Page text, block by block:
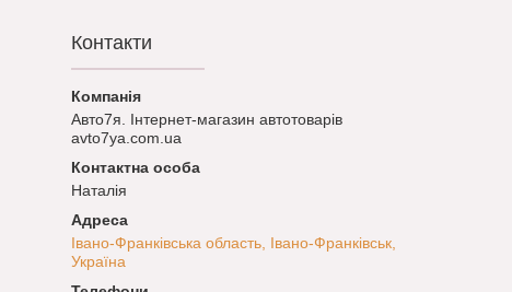
Контакти
Авто7я. Інтернет-магазин автотоварів
avto7ya.com.ua
Наталія
Івано-Франківська область, Івано-Франківськ,
Україна